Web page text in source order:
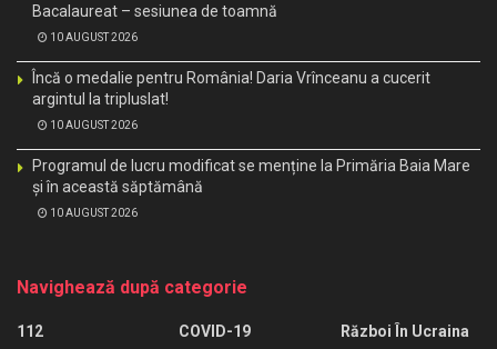
Bacalaureat – sesiunea de toamnă
10 AUGUST 2026
Încă o medalie pentru România! Daria Vrînceanu a cucerit
argintul la tripluslat!
10 AUGUST 2026
Programul de lucru modificat se menține la Primăria Baia Mare
și în această săptămână
10 AUGUST 2026
Navighează după categorie
112
COVID-19
Război În Ucraina